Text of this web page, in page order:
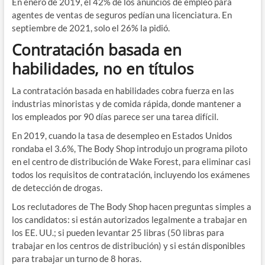
agentes de ventas de seguros pedían una licenciatura. En
septiembre de 2021, solo el 26% la pidió.
Contratación basada en
habilidades, no en títulos
La contratación basada en habilidades cobra fuerza en las
industrias minoristas y de comida rápida, donde mantener a
los empleados por 90 días parece ser una tarea difícil.
En 2019, cuando la tasa de desempleo en Estados Unidos
rondaba el 3.6%, The Body Shop introdujo un programa piloto
en el centro de distribución de Wake Forest, para eliminar casi
todos los requisitos de contratación, incluyendo los exámenes
de detección de drogas.
Los reclutadores de The Body Shop hacen preguntas simples a
los candidatos: si están autorizados legalmente a trabajar en
los EE. UU.; si pueden levantar 25 libras (50 libras para
trabajar en los centros de distribución) y si están disponibles
para trabajar un turno de 8 horas.